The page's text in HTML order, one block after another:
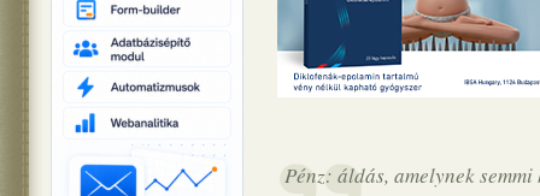
Pénz: áldás, amelynek